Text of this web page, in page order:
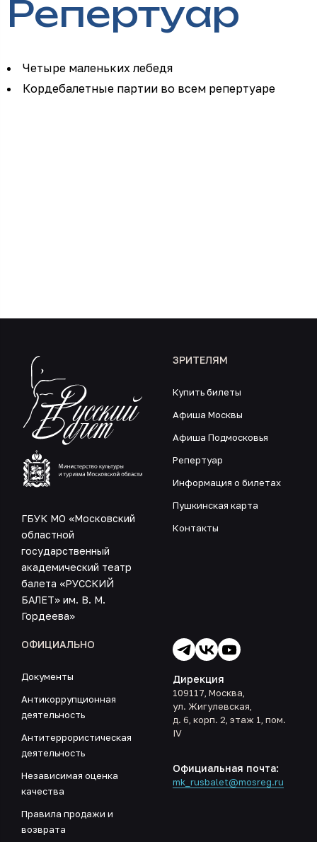
Репертуар
Четыре маленьких лебедя
Кордебалетные партии во всем репертуаре
ГБУК МО «Московский
областной
государственный
академический театр
балета «РУССКИЙ
БАЛЕТ» им. В. М.
Гордеева»
ЗРИТЕЛЯМ
Купить билеты
Афиша Москвы
Афиша Подмосковья
Репертуар
Информация о билетах
Пушкинская карта
Контакты
ОФИЦИАЛЬНО
Документы
Антикоррупционная
деятельность
Антитеррористическая
деятельность
Независимая оценка
качества
Правила продажи и
возврата
Дирекция
109117, Москва,
ул. Жигулевская,
д. 6, корп. 2, этаж 1, пом.
IV
Официальная почта:
mk_rusbalet@mosreg.ru